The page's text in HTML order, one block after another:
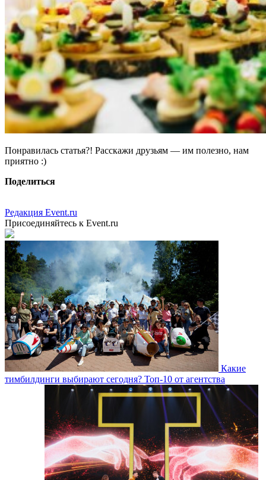
Понравилась статья?! Расскажи друзьям — им полезно, нам
приятно :)
Поделиться
Редакция Event.ru
Присоединяйтесь к Event.ru
Какие
тимбилдинги выбирают сегодня? Топ-10 от агентства